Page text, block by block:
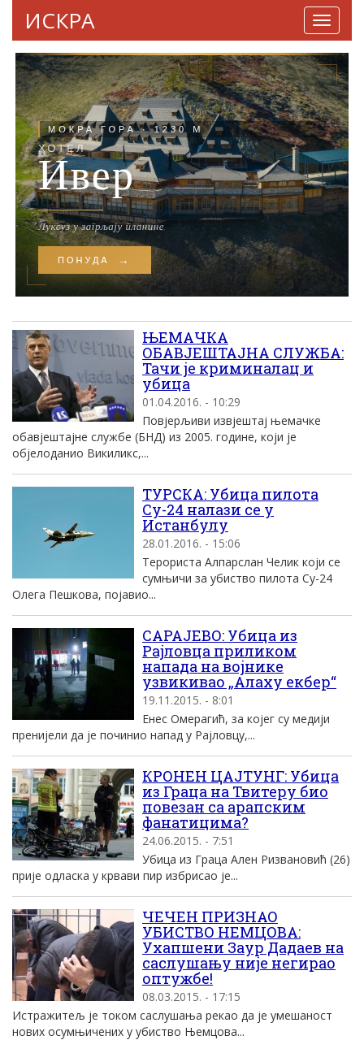
ИСКРА
ЊЕМАЧКА
ОБАВЈЕШТАЈНА СЛУЖБА:
Тачи је криминалац и
убица
01.04.2016. - 10:29
Повјерљиви извјештај њемачке
обавјештајне службе (БНД) из 2005. године, који је
објелоданио Викиликс,...
ТУРСКА: Убица пилота
Су-24 налази се у
Истанбулу
28.01.2016. - 15:06
Терориста Алпарслан Челик који се
сумњичи за убиство пилота Су-24
Олега Пешкова, појавио...
САРАЈЕВО: Убица из
Рајловца приликом
напада на војнике
узвикивао „Алаху екбер“
19.11.2015. - 8:01
Енес Омерагић, за којег су медији
пренијели да је починио напад у Рајловцу,...
КРОНЕН ЦАЈТУНГ: Убица
из Граца на Твитеру био
повезан са арапским
фанатицима?
24.06.2015. - 7:51
Убица из Граца Ален Ризвановић (26)
прије одласка у крвави пир избрисао је...
ЧЕЧЕН ПРИЗНАО
УБИСТВО НЕМЦОВА:
Ухапшени Заур Дадаев на
саслушању није негирао
оптужбе!
08.03.2015. - 17:15
Истражитељ је током саслушања рекао да је умешаност
нових осумњичених у убиство Њемцова...